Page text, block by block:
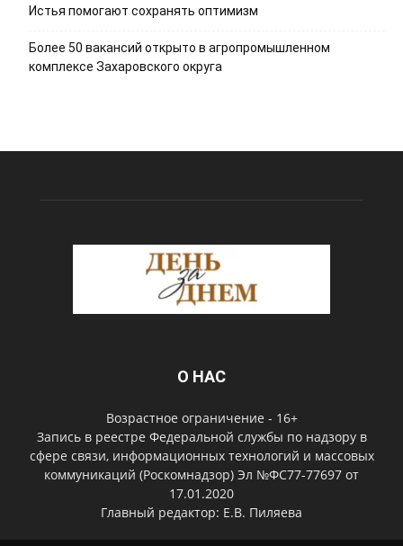
Истья помогают сохранять оптимизм
Более 50 вакансий открыто в агропромышленном
комплексе Захаровского округа
О НАС
Возрастное ограничение - 16+
Запись в реестре Федеральной службы по надзору в
сфере связи, информационных технологий и массовых
коммуникаций (Роскомнадзор) Эл №ФС77-77697 от
17.01.2020
Главный редактор: Е.В. Пиляева